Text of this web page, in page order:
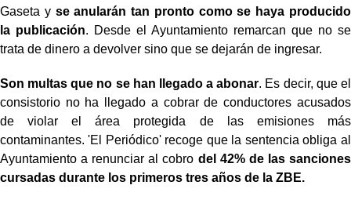
Gaseta y se anularán tan pronto como se haya producido
la publicación. Desde el Ayuntamiento remarcan que no se
trata de dinero a devolver sino que se dejarán de ingresar.
Son multas que no se han llegado a abonar. Es decir, que el
consistorio no ha llegado a cobrar de conductores acusados
de violar el área protegida de las emisiones más
contaminantes. 'El Periódico' recoge que la sentencia obliga al
Ayuntamiento a renunciar al cobro del 42% de las sanciones
cursadas durante los primeros tres años de la ZBE.